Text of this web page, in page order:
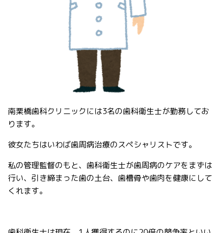
南栗橋歯科クリニックには3名の歯科衛生士が勤務してお
ります。
彼女たちはいわば歯周病治療のスペシャリストです。
私の管理監督のもと、歯科衛生士が歯周病のケアをまずは
行い、引き締まった歯の土台、歯槽骨や歯肉を健康にして
くれます。